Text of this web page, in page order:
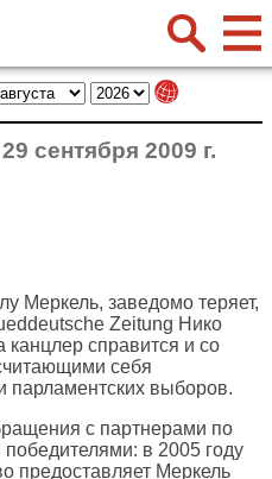
29 сентября 2009 г.
Меркель, заведомо теряет,
Zeitung Нико
канцлер справится и со
себя
выборов.
с партнерами по
в 2005 году
предоставляет Меркель